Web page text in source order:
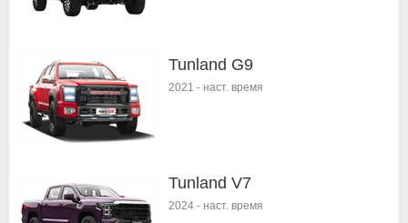
Tunland G9
2021 - наст. время
Tunland V7
2024 - наст. время